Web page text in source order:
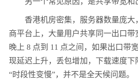
香港机房密集，服务器数量庞大
商平台上，大量用户共享同一出口带
晚上 8 点到 11 点之间，如果出口带
现延迟上升，丢包增加，下载速度下
“时段性变慢”，并不是全天候问题。